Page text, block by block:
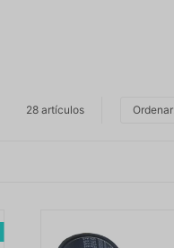
28 artículos